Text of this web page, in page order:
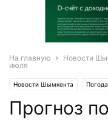
На главную Новости
июля
Новости Шымкента Погода
Прогноз